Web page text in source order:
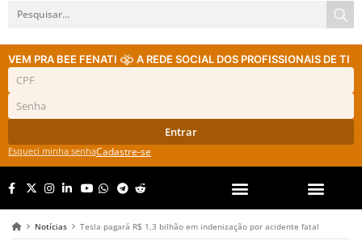
VEM PRA BEE FENATI A REDE SOCIAL DOS PROFISSIONAIS DE TI
Entrar
Esqueci minha senhaCadastre-se
Notícias Tesla pagará R$ 1,3 bilhão em indenização por acidente fatal